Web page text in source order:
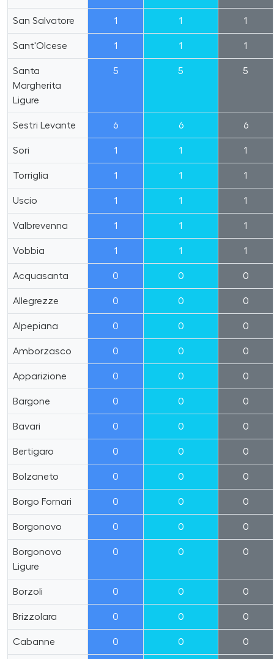
San Salvatore 1 1 1
Sant'Olcese 1 1 1
Santa
Margherita
Ligure
5 5 5
Sestri Levante 6 6 6
Sori 1 1 1
Torriglia 1 1 1
Uscio 1 1 1
Valbrevenna 1 1 1
Vobbia 1 1 1
Acquasanta 0 0 0
Allegrezze 0 0 0
Alpepiana 0 0 0
Amborzasco 0 0 0
Apparizione 0 0 0
Bargone 0 0 0
Bavari 0 0 0
Bertigaro 0 0 0
Bolzaneto 0 0 0
Borgo Fornari 0 0 0
Borgonovo 0 0 0
Borgonovo
Ligure
0 0 0
Borzoli 0 0 0
Brizzolara 0 0 0
Cabanne 0 0 0